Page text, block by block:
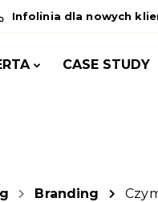
Infolinia dla nowych
CASE STUDY
Branding